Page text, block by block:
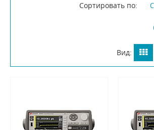
Сортировать по:
Вид: